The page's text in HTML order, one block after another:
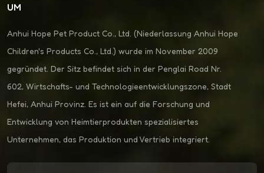
UM
Anhui Hope Pet Product Co., Ltd. (Niederlassung Anhui Hope
Children's Products Co., Ltd.) wurde im November 2009
gegründet. Der Sitz befindet sich in der Penglai Road Nr.
602, Wirtschafts- und Technologieentwicklungszone, Stadt
Hefei, Anhui Provinz. Es ist ein auf die Forschung und
Entwicklung von Heimtierprodukten spezialisiertes
Unternehmen, das Produktion und Vertrieb integriert.